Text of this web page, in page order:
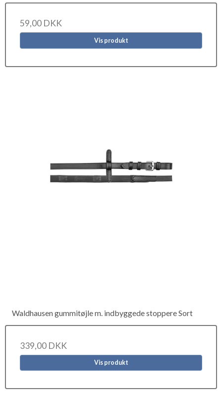
59,00 DKK
Vis produkt
Waldhausen gummitøjle m. indbyggede stoppere Sort
339,00 DKK
Vis produkt